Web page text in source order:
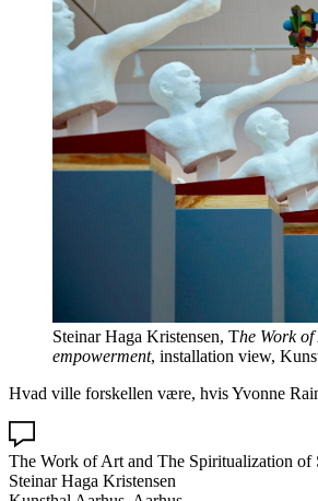
Steinar Haga Kristensen, The Work
empowerment, installation view,
Hvad ville forskellen være, hvis Yvonne
The Work of Art and The Spiritualization of
Steinar Haga Kristensen